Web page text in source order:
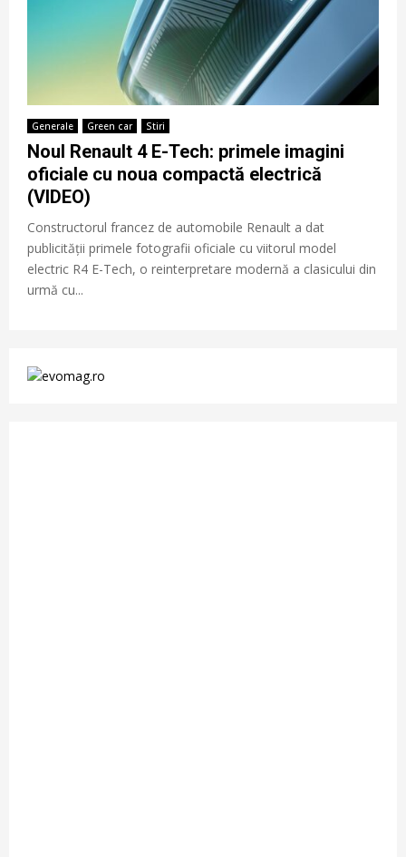
Generale Green car Stiri
Noul Renault 4 E-Tech: primele imagini
oficiale cu noua compactă electrică
(VIDEO)
Constructorul francez de automobile Renault a dat
publicității primele fotografii oficiale cu viitorul model
electric R4 E-Tech, o reinterpretare modernă a clasicului din
urmă cu...